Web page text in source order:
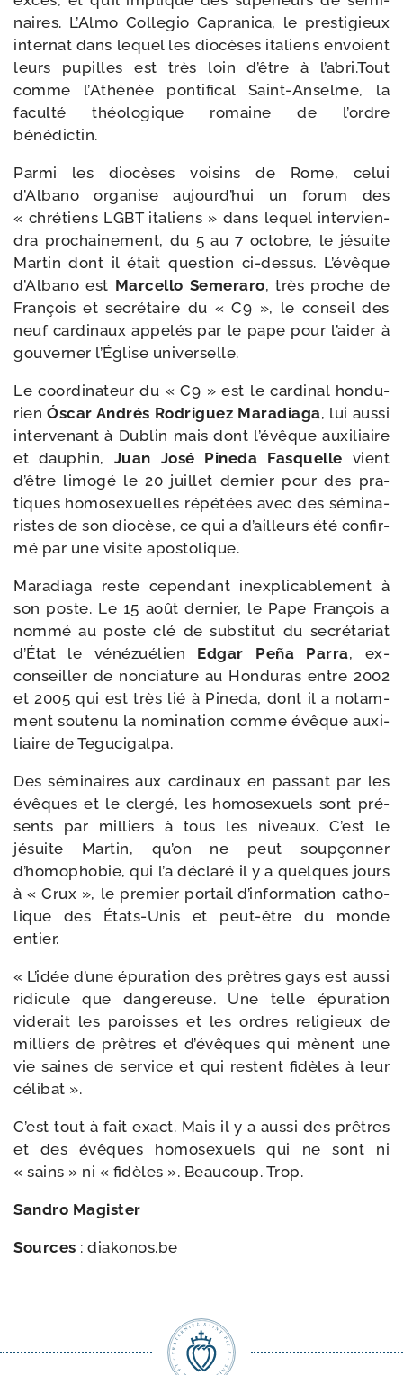
naires. L’Almo Collegio Capranica, le pres­ti­gieux
inter­nat dans lequel les dio­cèses ita­liens envoient
leurs pupilles est très loin d’être à l’abri.Tout
comme l’Athénée pon­ti­fi­cal Saint-​Anselme, la
facul­té théo­lo­gique romaine de l’ordre
bénédictin.
Parmi les dio­cèses voi­sins de Rome, celui
d’Albano orga­nise aujourd’hui un forum des
« chré­tiens LGBT ita­liens » dans lequel inter­vien­
dra pro­chai­ne­ment, du 5 au 7 octobre, le jésuite
Martin dont il était ques­tion ci-​dessus. L’évêque
d’Albano est Marcello Semeraro, très proche de
François et secré­taire du « C9 », le conseil des
neuf car­di­naux appe­lés par le pape pour l’aider à
gou­ver­ner l’Église universelle.
Le coor­di­na­teur du « C9 » est le car­di­nal hon­du­
rien Óscar Andrés Rodriguez Maradiaga, lui aus­si
inter­ve­nant à Dublin mais dont l’évêque auxi­liaire
et dau­phin, Juan José Pineda Fasquelle vient
d’être limo­gé le 20 juillet der­nier pour des pra­
tiques homo­sexuelles répé­tées avec des sémi­na­
ristes de son dio­cèse, ce qui a d’ailleurs été confir­
mé par une visite apostolique.
Maradiaga reste cepen­dant inex­pli­ca­ble­ment à
son poste. Le 15 août der­nier, le Pape François a
nom­mé au poste clé de sub­sti­tut du secré­ta­riat
d’État le véné­zué­lien Edgar Peña Parra, ex-​
conseiller de non­cia­ture au Honduras entre 2002
et 2005 qui est très lié à Pineda, dont il a notam­
ment sou­te­nu la nomi­na­tion comme évêque auxi­
liaire de Tegucigalpa.
Des sémi­naires aux car­di­naux en pas­sant par les
évêques et le cler­gé, les homo­sexuels sont pré­
sents par mil­liers à tous les niveaux. C’est le
jésuite Martin, qu’on ne peut soup­çon­ner
d’homophobie, qui l’a décla­ré il y a quelques jours
à « Crux », le pre­mier por­tail d’information catho­
lique des États-​Unis et peut-​être du monde
entier.
« L’idée d’une épu­ra­tion des prêtres gays est aus­si
ridi­cule que dan­ge­reuse. Une telle épu­ra­tion
vide­rait les paroisses et les ordres reli­gieux de
mil­liers de prêtres et d’évêques qui mènent une
vie saines de ser­vice et qui res­tent fidèles à leur
célibat ».
C’est tout à fait exact. Mais il y a aus­si des prêtres
et des évêques homo­sexuels qui ne sont ni
« sains » ni « fidèles ». Beaucoup. Trop.
Sandro Magister
Sources : dia​ko​nos​.be